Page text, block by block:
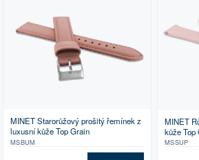
MINET Starorůžový prošitý řemínek z
luxusní kůže Top Grain
MSBUM
MINET
kůže Top
MSSUP